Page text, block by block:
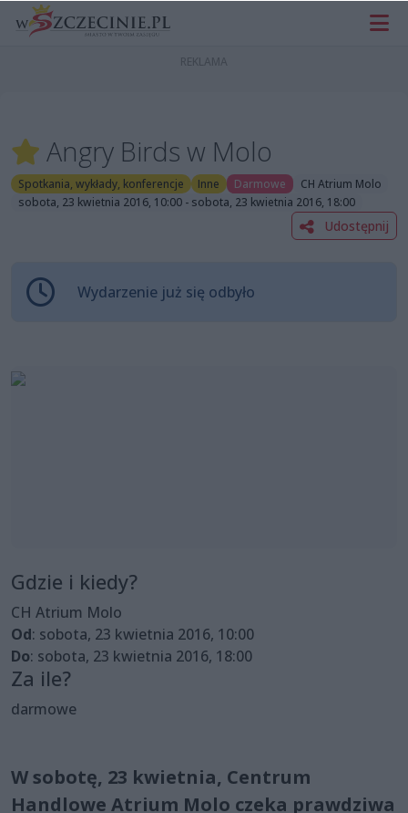
Angry Birds w Molo
Spotkania, wykłady, konferencje Inne Darmowe
CH Atrium Molo
sobota, 23 kwietnia 2016, 10:00 - sobota, 23 kwietnia 2016, 18:00
Udostępnij
Wydarzenie już się odbyło
Gdzie i kiedy?
CH Atrium Molo
Od: sobota, 23 kwietnia 2016, 10:00
Do: sobota, 23 kwietnia 2016, 18:00
Za ile?
darmowe
W sobotę, 23 kwietnia, Centrum
Handlowe Atrium Molo czeka prawdziwa